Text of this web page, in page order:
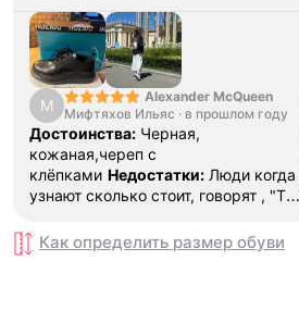
М
Alexander McQueen
Мифтяхов Ильяс · в прошлом году
Достоинства: Черная,
кожаная,череп с
клёпками Недостатки: Люди когда
узнают сколько стоит, говорят , "Ты
ли?..." Комментарий: Мне нравится
штуковина, вот бы ещё туда СТС
Как определить размер обуви